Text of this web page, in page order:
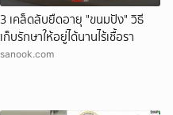
3 เคล็ดลับยืดอายุ "ขนมปัง" วิธี
เก็บรักษาให้อยู่ได้นานไร้เชื้อรา
sanook.com